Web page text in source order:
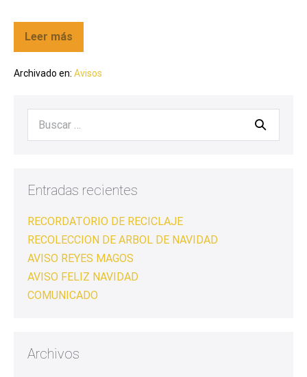
Leer más
Archivado en: Avisos
Entradas recientes
RECORDATORIO DE RECICLAJE
RECOLECCION DE ARBOL DE NAVIDAD
AVISO REYES MAGOS
AVISO FELIZ NAVIDAD
COMUNICADO
Archivos